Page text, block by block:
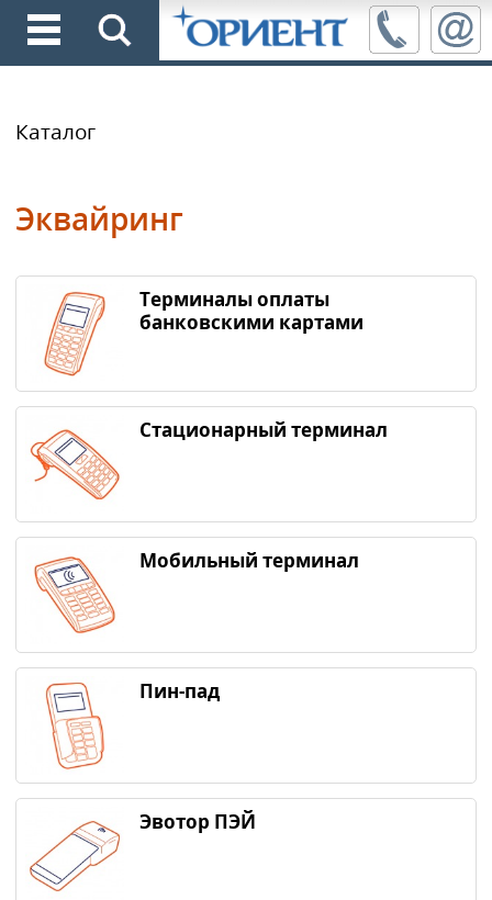
Каталог
Эквайринг
Терминалы оплаты
банковскими картами
Стационарный терминал
Мобильный терминал
Пин-пад
Эвотор ПЭЙ